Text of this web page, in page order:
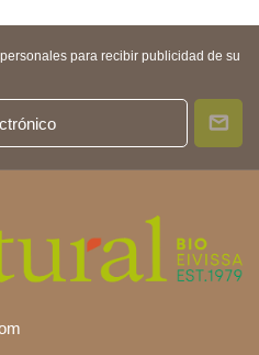
para recibir publicidad de su